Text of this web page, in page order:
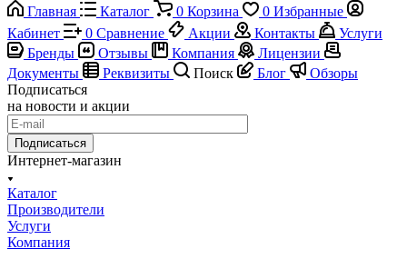
Главная
Каталог 0 Корзина 0 Избранные
Кабинет
0 Сравнение Акции Контакты
Услуги
Бренды
Отзывы Компания
Лицензии
Документы
Реквизиты Поиск Блог
Обзоры
Подписаться
на новости и акции
Подписаться
Интернет-магазин
Каталог
Производители
Услуги
Компания